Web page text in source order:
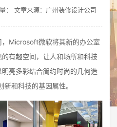
： 文章来源：广州装修设计公司
Microsoft微软将其新的办公室
有趣空间，让人和场所和科技
亮多彩结合简约时尚的几何造
和科技的基因属性。